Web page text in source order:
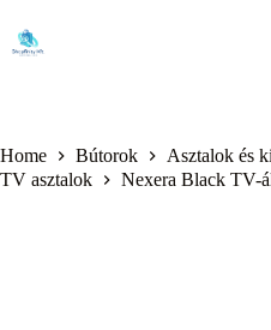
content
Home Bútorok
Asztalok és
TV asztalok
Nexera Black TV-